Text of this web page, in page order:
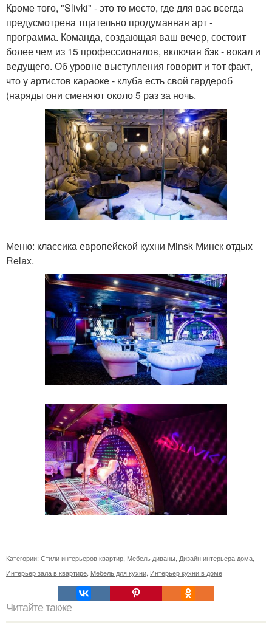
Кроме того, "Slivki" - это то место, где для вас всегда
предусмотрена тщательно продуманная арт -
программа. Команда, создающая ваш вечер, состоит
более чем из 15 профессионалов, включая бэк - вокал и
ведущего. Об уровне выступления говорит и тот факт,
что у артистов караоке - клуба есть свой гардероб
(наряды они сменяют около 5 раз за ночь.
Меню: классика европейской кухни Minsk Минск отдых
Relax.
Категории: Стили интерьеров квартир, Мебель диваны, Дизайн интерьера дома,
Интерьер зала в квартире, Мебель для кухни, Интерьер кухни в доме
Читайте также